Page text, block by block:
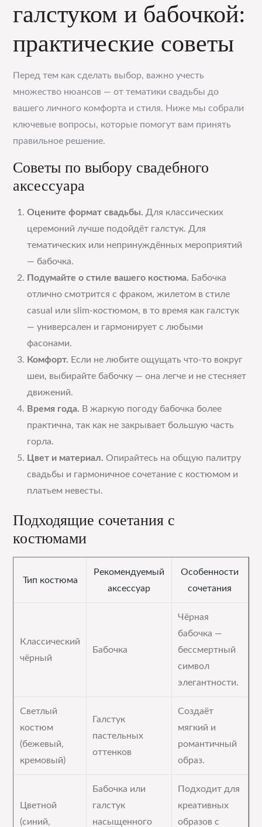
галстуком и бабочкой:
практические советы
Перед тем как сделать выбор, важно учесть
множество нюансов — от тематики свадьбы до
вашего личного комфорта и стиля. Ниже мы собрали
ключевые вопросы, которые помогут вам принять
правильное решение.
Советы по выбору свадебного
аксессуара
Оцените формат свадьбы. Для классических
церемоний лучше подойдёт галстук. Для
тематических или непринуждённых мероприятий
— бабочка.
Подумайте о стиле вашего костюма. Бабочка
отлично смотрится с фраком, жилетом в стиле
casual или slim-костюмом, в то время как галстук
— универсален и гармонирует с любыми
фасонами.
Комфорт. Если не любите ощущать что-то вокруг
шеи, выбирайте бабочку — она легче и не стесняет
движений.
Время года. В жаркую погоду бабочка более
практична, так как не закрывает большую часть
горла.
Цвет и материал. Опирайтесь на общую палитру
свадьбы и гармоничное сочетание с костюмом и
платьем невесты.
Подходящие сочетания с
костюмами
Тип костюма
Рекомендуемый
аксессуар
Особенности
сочетания
Классический
чёрный
Бабочка
Чёрная
бабочка —
бессмертный
символ
элегантности.
Светлый
костюм
(бежевый,
кремовый)
Галстук
пастельных
оттенков
Создаёт
мягкий и
романтичный
образ.
Цветной
(синий,
Бабочка или
галстук
насыщенного
Подходит для
креативных
образов с